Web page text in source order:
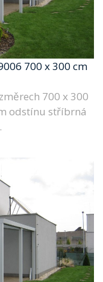
700 x 300 cm
700 x 300
odstínu stříbrná